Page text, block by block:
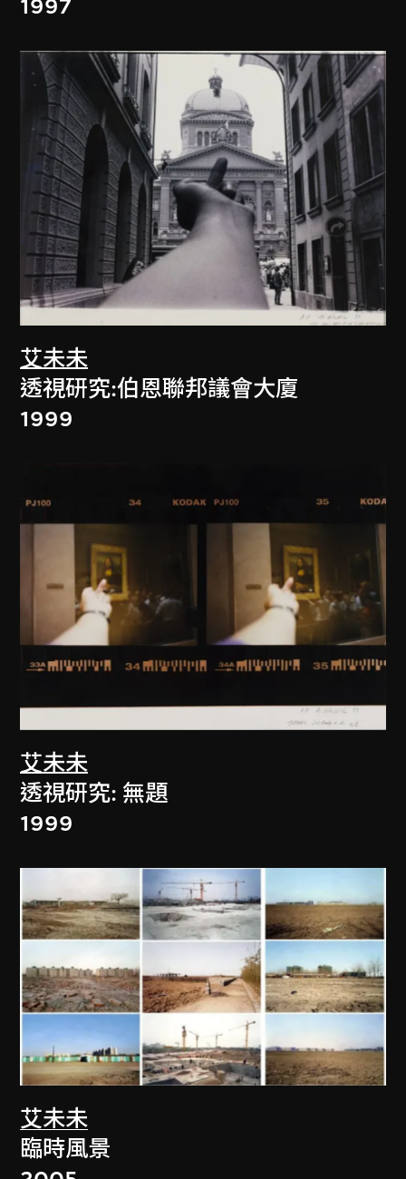
1997
艾未未
透視研究:伯恩聯邦議會大廈
1999
艾未未
透視研究: 無題
1999
艾未未
臨時風景